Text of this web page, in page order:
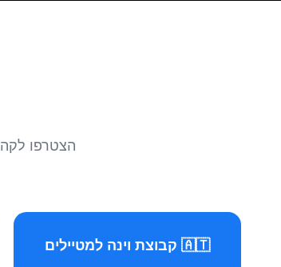
הצטרפו
🇦🇹 קבוצת וינה למטיילים